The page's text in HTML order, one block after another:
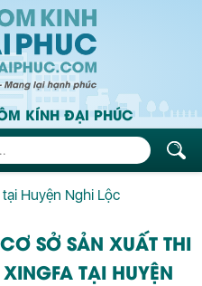
KÍNH ĐẠI PHÚC
Huyện Nghi Lộc
SỞ SẢN XUẤT THI
TẠI HUYỆN